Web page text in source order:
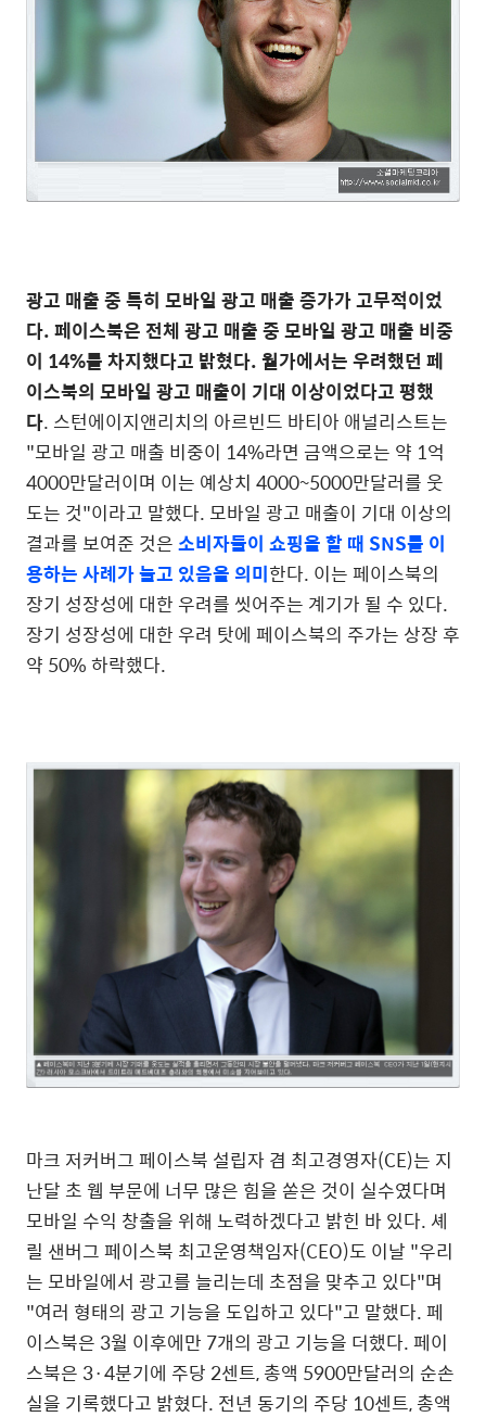
광고 매출 중 특히 모바일 광고 매출 증가가 고무적이었
다. 페이스북은 전체 광고 매출 중 모바일 광고 매출 비중
이 14%를 차지했다고 밝혔다. 월가에서는 우려했던 페
이스북의 모바일 광고 매출이 기대 이상이었다고 평했
다. 스턴에이지앤리치의 아르빈드 바티아 애널리스트는
"모바일 광고 매출 비중이 14%라면 금액으로는 약 1억
4000만달러이며 이는 예상치 4000~5000만달러를 웃
도는 것"이라고 말했다. 모바일 광고 매출이 기대 이상의
결과를 보여준 것은소비자들이 쇼핑을 할 때 SNS를 이
용하는 사례가 늘고 있음을 의미한다. 이는 페이스북의
장기 성장성에 대한 우려를 씻어주는 계기가 될 수 있다.
장기 성장성에 대한 우려 탓에 페이스북의 주가는 상장 후
약 50% 하락했다.
마크 저커버그 페이스북 설립자 겸 최고경영자(CE)는 지
난달 초 웹 부문에 너무 많은 힘을 쏟은 것이 실수였다며
모바일 수익 창출을 위해 노력하겠다고 밝힌 바 있다. 셰
릴 샌버그 페이스북 최고운영책임자(CEO)도 이날 "우리
는 모바일에서 광고를 늘리는데 초점을 맞추고 있다"며
"여러 형태의 광고 기능을 도입하고 있다"고 말했다. 페
이스북은 3월 이후에만 7개의 광고 기능을 더했다. 페이
스북은 3·4분기에 주당 2센트, 총액 5900만달러의 순손
실을 기록했다고 밝혔다. 전년 동기의 주당 10센트, 총액